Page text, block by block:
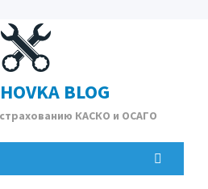
BLOG
КАСКО и ОСАГО